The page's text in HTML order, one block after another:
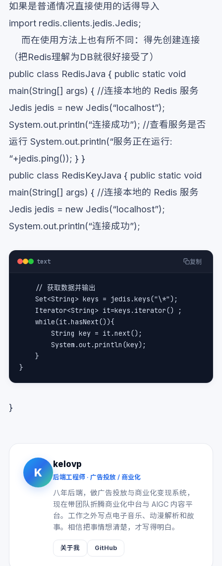
如果是普通情况直接使用的话得导入
import redis.clients.jedis.Jedis;
而在使用方法上也有所不同：得先创建连接
（把Redis理解为DB就很好接受了）
public class RedisJava { public static void
main(String[] args) { //连接本地的 Redis 服务
Jedis jedis = new Jedis(“localhost”);
System.out.println(“连接成功”); //查看服务是否
运行 System.out.println(“服务正在运行:
“+jedis.ping()); } }
public class RedisKeyJava { public static void
main(String[] args) { //连接本地的 Redis 服务
Jedis jedis = new Jedis(“localhost”);
System.out.println(“连接成功”);
text 复制
    // 获取数据并输出
    Set<String> keys = jedis.keys("\*");
    Iterator<String> it=keys.iterator() ;
    while(it.hasNext()){
        String key = it.next();
        System.out.println(key);
    }
}
}
K
kelovp
后端工程师 · 广告投放 / 商业化
八年后端，做广告投放与商业化变现系统，
现在带团队折腾商业化中台与 AIGC 内容平
台。工作之外写点电子音乐、动漫解析和故
事。相信把事情想清楚，才写得明白。
关于我 GitHub